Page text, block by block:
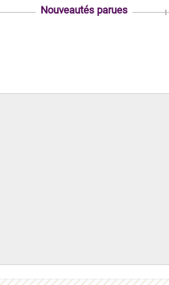
Nouveautés parues